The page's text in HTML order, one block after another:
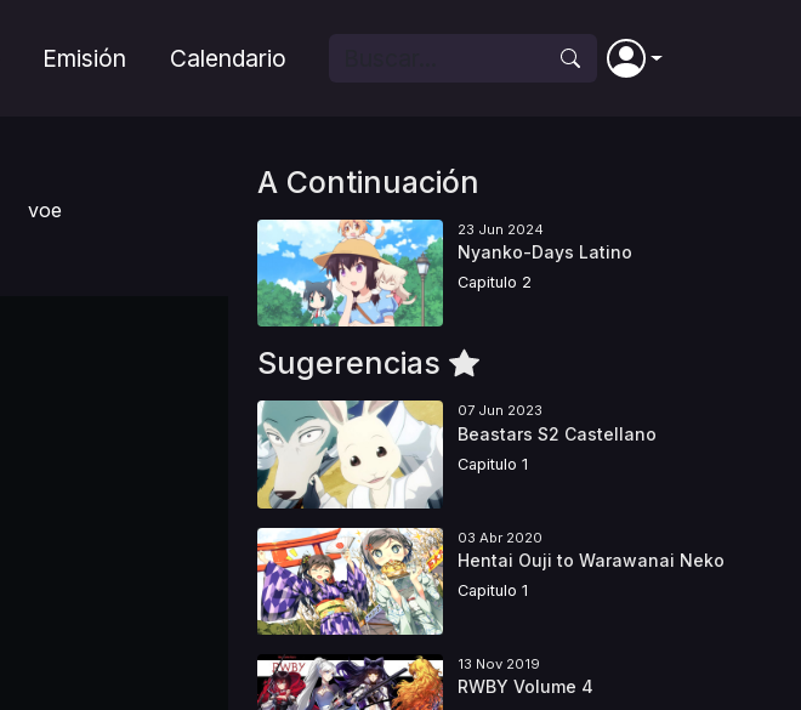
Emisión Calendario
voe
A Continuación
23 Jun 2024
Nyanko-Days Latino
Capitulo 2
Sugerencias
07 Jun 2023
Beastars S2 Castellano
Capitulo 1
03 Abr 2020
Hentai Ouji to Warawanai Neko
Capitulo 1
13 Nov 2019
RWBY Volume 4